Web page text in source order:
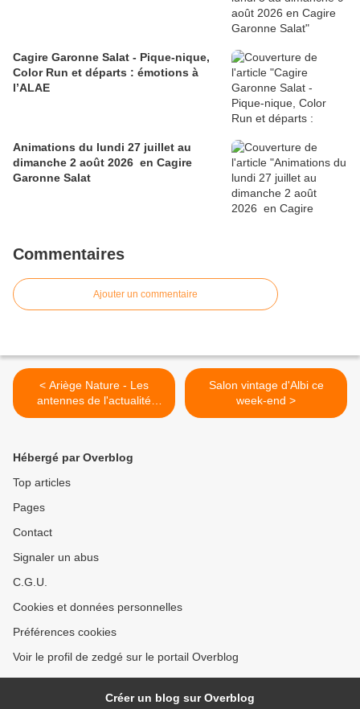
Cagire Garonne Salat - Pique-nique,
Color Run et départs : émotions à
l’ALAE
Animations du lundi 27 juillet au
dimanche 2 août 2026 en Cagire
Garonne Salat
Commentaires
Ajouter un commentaire
< Ariège Nature - Les
antennes de l'actualité
naturaliste, newsletter
Salon vintage d'Albi ce
week-end >
Hébergé par Overblog
Top articles
Pages
Contact
Signaler un abus
C.G.U.
Cookies et données personnelles
Préférences cookies
Voir le profil de zedgé sur le portail Overblog
Créer un blog sur Overblog